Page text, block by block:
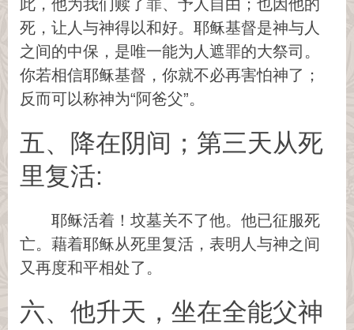
此，他为我们赎了罪、予人自由；也因他的
死，让人与神得以和好。耶稣基督是神与人
之间的中保，是唯一能为人遮罪的大祭司。
你若相信耶稣基督，你就不必再害怕神了；
反而可以称神为“阿爸父”。
五、降在阴间；第三天从死
里复活:
耶稣活着！坟墓关不了他。他已征服死
亡。藉着耶稣从死里复活，表明人与神之间
又再度和平相处了。
六、他升天，坐在全能父神